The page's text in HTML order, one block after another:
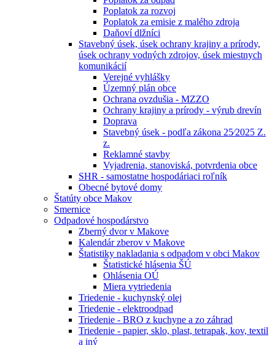
Poplatok za rozvoj
Poplatok za emisie z malého zdroja
Daňoví dlžníci
Stavebný úsek, úsek ochrany krajiny a prírody,
úsek ochrany vodných zdrojov, úsek miestnych
komunikácií
Verejné vyhlášky
Územný plán obce
Ochrana ovzdušia - MZZO
Ochrany krajiny a prírody - výrub drevín
Doprava
Stavebný úsek - podľa zákona 25⁄2025 Z.
z.
Reklamné stavby
Vyjadrenia, stanoviská, potvrdenia obce
SHR - samostatne hospodáriaci roľník
Obecné bytové domy
Štatúty obce Makov
Smernice
Odpadové hospodárstvo
Zberný dvor v Makove
Kalendár zberov v Makove
Štatistiky nakladania s odpadom v obci Makov
Štatistické hlásenia ŠÚ
Ohlásenia OÚ
Miera vytriedenia
Triedenie - kuchynský olej
Triedenie - elektroodpad
Triedenie - BRO z kuchyne a zo záhrad
Triedenie - papier, sklo, plast, tetrapak, kov, textil
a iný